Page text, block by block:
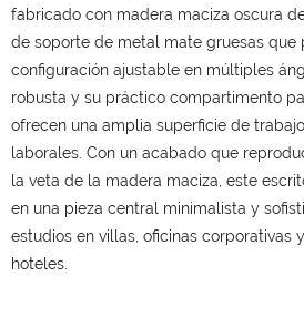
fabricado con madera maciza oscura
de soporte de metal mate gruesas que
configuración ajustable en múltiples
robusta y su práctico compartimento
ofrecen una amplia superficie de
laborales. Con un acabado que
la veta de la madera maciza, este
en una pieza central minimalista y
estudios en villas, oficinas corporativas
hoteles.